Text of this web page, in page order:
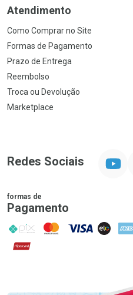
Atendimento
Como Comprar no Site
Formas de Pagamento
Prazo de Entrega
Reembolso
Troca ou Devolução
Marketplace
Redes Sociais
formas de
Pagamento
PIX MasterCard
VISA ELO
Hipercard
Promoção em